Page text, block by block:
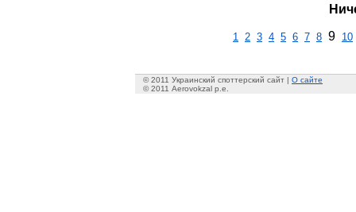
1 2 3 4 5 6 7 8 9 10
© 2011 Украинский споттерский сайт | О сайте
© 2011 Aerovokzal p.e.